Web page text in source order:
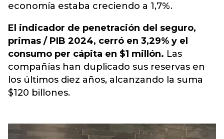
economía estaba creciendo a 1,7%.
El indicador de penetración del seguro,
primas / PIB 2024, cerró en 3,29% y el
consumo per cápita en $1 millón. Las
compañías han duplicado sus reservas en
los últimos diez años, alcanzando la suma
$120 billones.